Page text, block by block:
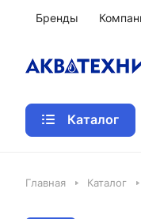
Бренды
Каталог
Главная Каталог